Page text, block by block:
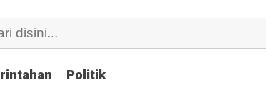
Politik
Politik